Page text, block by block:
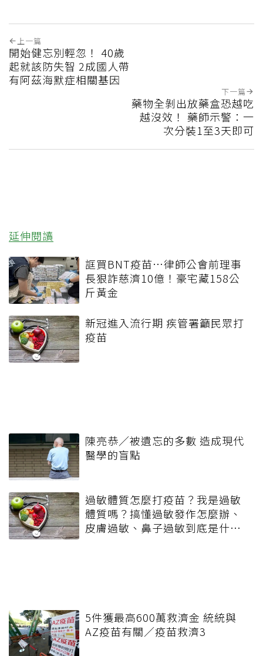
上一篇
開始健忘別輕忽！ 40歲
起就該防失智 2成國人帶
有阿茲海默症相關基因
下一篇
藥物全剝出放藥盒恐越吃
越沒效！ 藥師示警：一
次分裝1至3天即可
延伸閱讀
誆買BNT疫苗…律師公會前理事
長狠詐慈濟10億！豪宅藏158公
斤黃金
新冠進入流行期 疾管署籲民眾打
疫苗
陳亮恭／被遺忘的多數 造成現代
醫學的盲點
過敏體質怎麼打疫苗？我是過敏
體質嗎？搞懂過敏發作怎麼辦、
皮膚過敏、鼻子過敏到底是什
5件獲最高600萬救濟金 統統與
AZ疫苗有關／疫苗救濟3